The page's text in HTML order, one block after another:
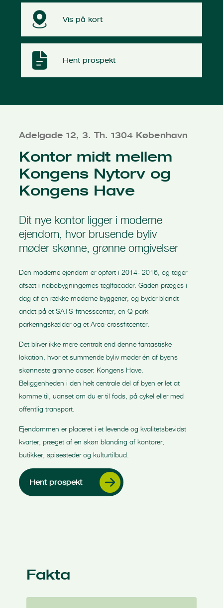
Vis på kort
Hent prospekt
Adelgade 12, 3. Th. 1304 København
Kontor midt mellem
Kongens Nytorv og
Kongens Have
Dit nye kontor ligger i moderne
ejendom, hvor brusende byliv
møder skønne, grønne omgivelser
Den moderne ejendom er opført i 2014- 2016, og tager
afsæt i nabobygningernes teglfacader. Gaden præges i
dag af en række moderne byggerier, og byder blandt
andet på et SATS-fitnesscenter, en Q-park
parkeringskælder og et Arca-crossfitcenter.
Det bliver ikke mere centralt end denne fantastiske
lokation, hvor et summende byliv møder én af byens
skønneste grønne oaser: Kongens Have.
Beliggenheden i den helt centrale del af byen er let at
komme til, uanset om du er til fods, på cykel eller med
offentlig transport.
Ejendommen er placeret i et levende og kvalitetsbevidst
kvarter, præget af en skøn blanding af kontorer,
butikker, spisesteder og kulturtilbud.
Hent prospekt
Fakta